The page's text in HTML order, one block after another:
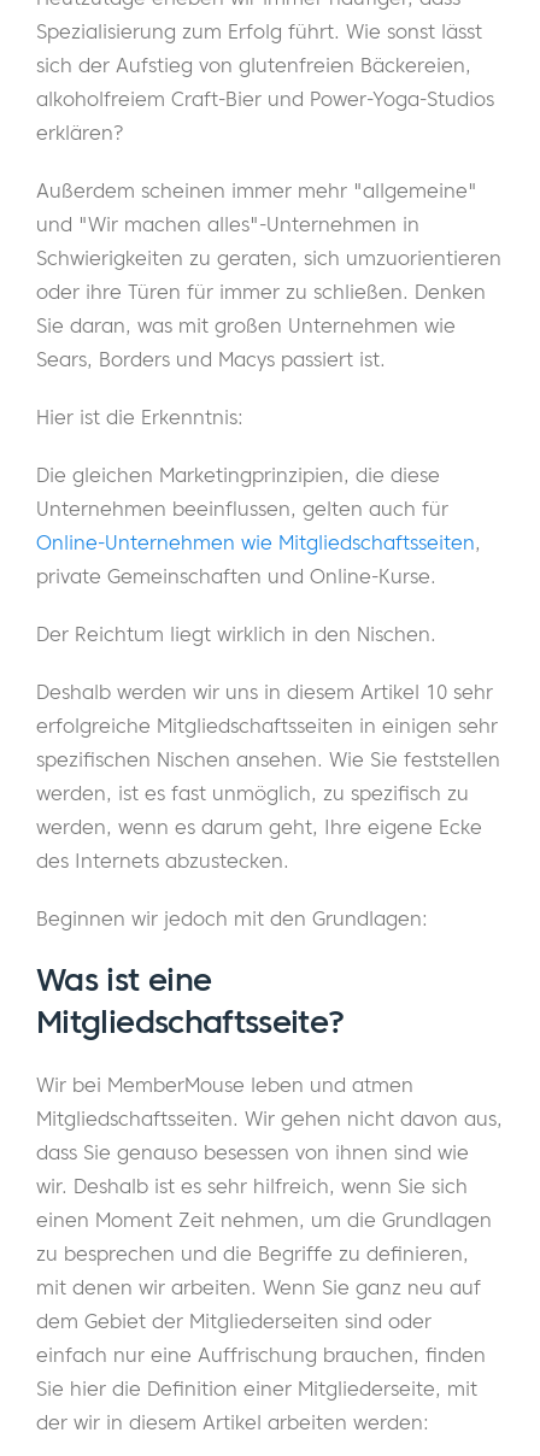
Spezialisierung zum Erfolg führt. Wie sonst lässt
sich der Aufstieg von glutenfreien Bäckereien,
alkoholfreiem Craft-Bier und Power-Yoga-Studios
erklären?
Außerdem scheinen immer mehr "allgemeine"
und "Wir machen alles"-Unternehmen in
Schwierigkeiten zu geraten, sich umzuorientieren
oder ihre Türen für immer zu schließen. Denken
Sie daran, was mit großen Unternehmen wie
Sears, Borders und Macys passiert ist.
Hier ist die Erkenntnis:
Die gleichen Marketingprinzipien, die diese
Unternehmen beeinflussen, gelten auch für
Online-Unternehmen wie Mitgliedschaftsseiten,
private Gemeinschaften und Online-Kurse.
Der Reichtum liegt wirklich in den Nischen.
Deshalb werden wir uns in diesem Artikel 10 sehr
erfolgreiche Mitgliedschaftsseiten in einigen sehr
spezifischen Nischen ansehen. Wie Sie feststellen
werden, ist es fast unmöglich, zu spezifisch zu
werden, wenn es darum geht, Ihre eigene Ecke
des Internets abzustecken.
Beginnen wir jedoch mit den Grundlagen:
Was ist eine
Mitgliedschaftsseite?
Wir bei MemberMouse leben und atmen
Mitgliedschaftsseiten. Wir gehen nicht davon aus,
dass Sie genauso besessen von ihnen sind wie
wir. Deshalb ist es sehr hilfreich, wenn Sie sich
einen Moment Zeit nehmen, um die Grundlagen
zu besprechen und die Begriffe zu definieren,
mit denen wir arbeiten. Wenn Sie ganz neu auf
dem Gebiet der Mitgliederseiten sind oder
einfach nur eine Auffrischung brauchen, finden
Sie hier die Definition einer Mitgliederseite, mit
der wir in diesem Artikel arbeiten werden: